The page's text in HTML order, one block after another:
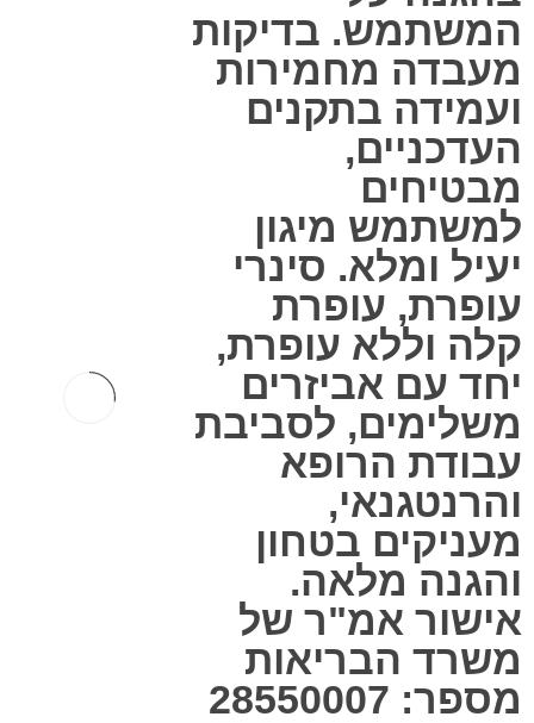
המשתמש. בדיקות
מעבדה מחמירות
ועמידה בתקנים
העדכניים,
מבטיחים
למשתמש מיגון
יעיל ומלא. סינרי
עופרת, עופרת
קלה וללא עופרת,
יחד עם אביזרים
משלימים, לסביבת
עבודת הרופא
והרנטגנאי,
מעניקים בטחון
והגנה מלאה.
אישור אמ"ר של
משרד הבריאות
מספר: 28550007